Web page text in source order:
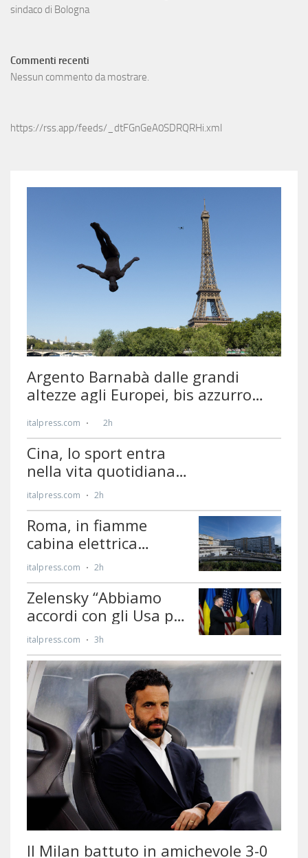
sindaco di Bologna
Commenti recenti
Nessun commento da mostrare.
https://rss.app/feeds/_dtFGnGeA0SDRQRHi.xml